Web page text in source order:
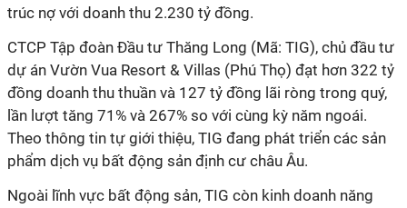
trúc nợ với doanh thu 2.230 tỷ đồng.
CTCP Tập đoàn Đầu tư Thăng Long (Mã: TIG), chủ đầu tư
dự án Vườn Vua Resort & Villas (Phú Thọ) đạt hơn 322 tỷ
đồng doanh thu thuần và 127 tỷ đồng lãi ròng trong quý,
lần lượt tăng 71% và 267% so với cùng kỳ năm ngoái.
Theo thông tin tự giới thiệu, TIG đang phát triển các sản
phẩm dịch vụ bất động sản định cư châu Âu.
Ngoài lĩnh vực bất động sản, TIG còn kinh doanh năng